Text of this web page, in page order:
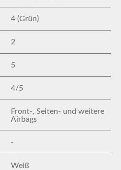
4 (Grün)
2
5
4/5
Front-, Seiten- und weitere
Airbags
-
Weiß